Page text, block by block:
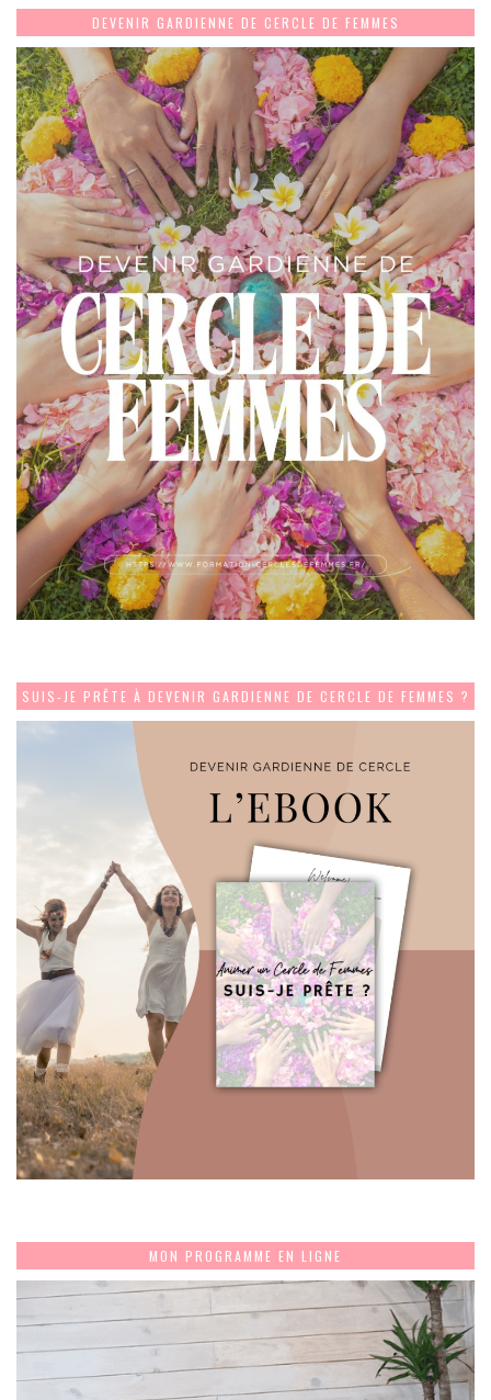
DEVENIR GARDIENNE DE CERCLE DE FEMMES
SUIS-JE PRÊTE À DEVENIR GARDIENNE DE CERCLE DE FEMMES ?
MON PROGRAMME EN LIGNE